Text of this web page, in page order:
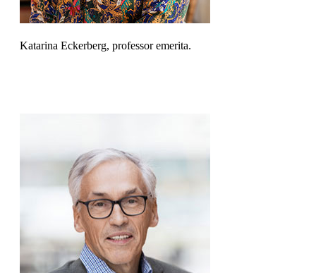
Katarina Eckerberg, professor emerita.